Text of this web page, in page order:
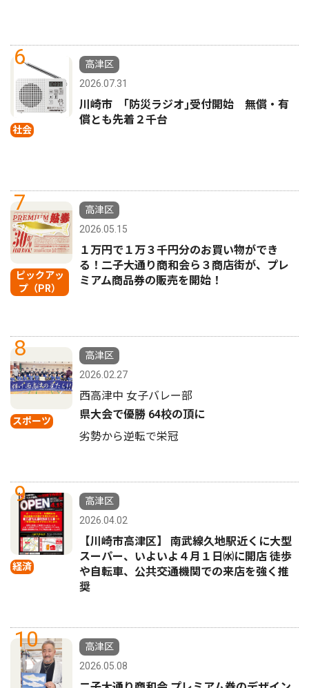
6
社会
高津区
2026.07.31
川崎市 ｢防災ラジオ｣受付開始 無償・有
償とも先着２千台
7
ピックアッ
プ（PR）
高津区
2026.05.15
１万円で１万３千円分のお買い物ができ
る！二子大通り商和会ら３商店街が、プレ
ミアム商品券の販売を開始！
8
スポーツ
高津区
2026.02.27
西高津中 女子バレー部
県大会で優勝 64校の頂に
劣勢から逆転で栄冠
9
経済
高津区
2026.04.02
【川崎市高津区】 南武線久地駅近くに大型
スーパー、いよいよ４月１日㈬に開店 徒歩
や自転車、公共交通機関での来店を強く推
奨
10
高津区
2026.05.08